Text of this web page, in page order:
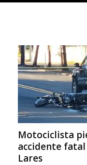
Motociclista
accidente
Lares